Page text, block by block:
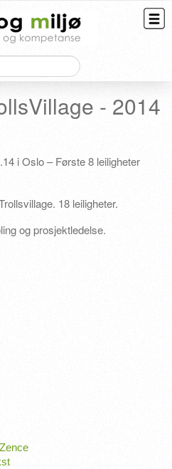
- 2014
i Oslo – Første 8 leiligheter
18 leiligheter.
og prosjektledelse.